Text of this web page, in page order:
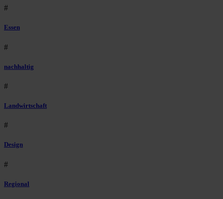
#
Essen
#
nachhaltig
#
Landwirtschaft
#
Design
#
Regional